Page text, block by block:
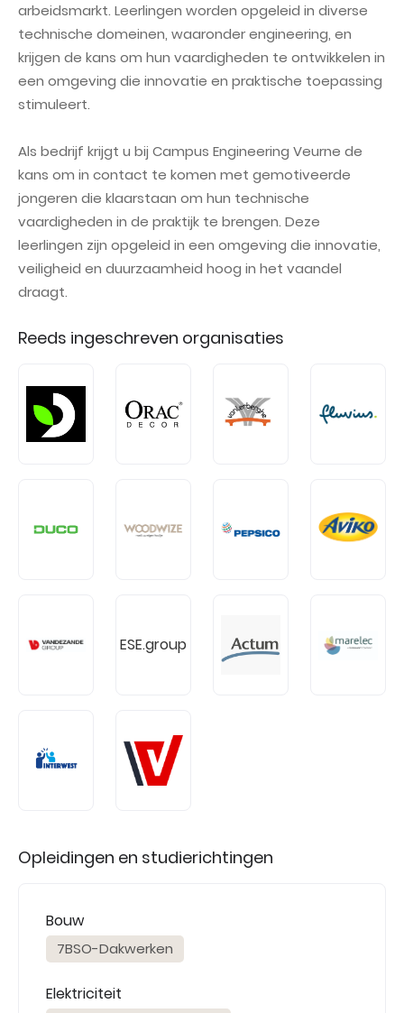
arbeidsmarkt. Leerlingen worden opgeleid in diverse
technische domeinen, waaronder engineering, en
krijgen de kans om hun vaardigheden te ontwikkelen in
een omgeving die innovatie en praktische toepassing
stimuleert.
Als bedrijf krijgt u bij Campus Engineering Veurne de
kans om in contact te komen met gemotiveerde
jongeren die klaarstaan om hun technische
vaardigheden in de praktijk te brengen. Deze
leerlingen zijn opgeleid in een omgeving die innovatie,
veiligheid en duurzaamheid hoog in het vaandel
draagt.
Reeds ingeschreven organisaties
ESE.group
Opleidingen en studierichtingen
Bouw
7BSO-Dakwerken
Elektriciteit